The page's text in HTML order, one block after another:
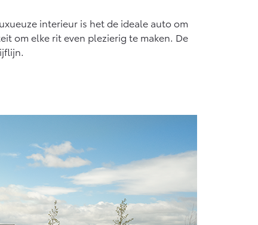
interieur is het de ideale auto om
om elke rit even plezierig te maken. De